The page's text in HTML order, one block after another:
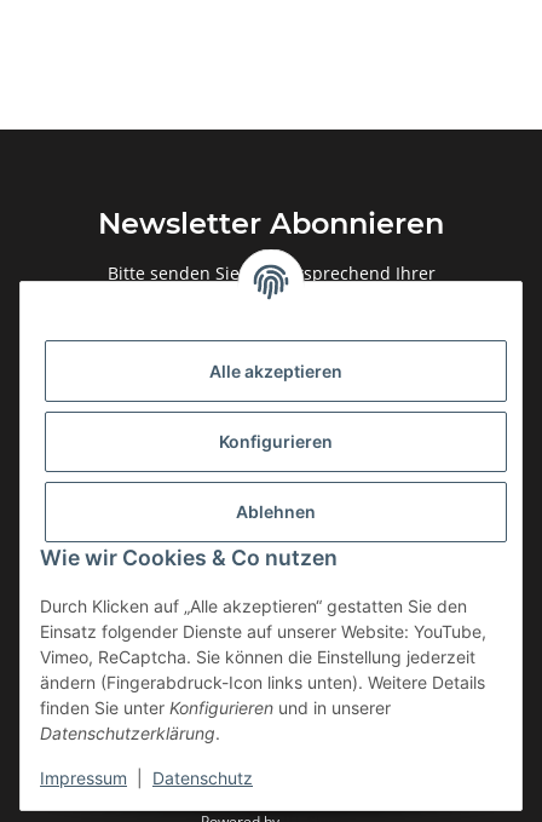
Alle akzeptieren
Konfigurieren
Ablehnen
Wie wir Cookies & Co nutzen
Durch Klicken auf „Alle akzeptieren“ gestatten Sie den
Einsatz folgender Dienste auf unserer Website: YouTube,
Vimeo, ReCaptcha. Sie können die Einstellung jederzeit
ändern (Fingerabdruck-Icon links unten). Weitere Details
finden Sie unter Konfigurieren und in unserer
Datenschutzerklärung.
Impressum Datenschutz
Newsletter Abonnieren
Bitte senden Sie mir entsprechend Ihrer
regelmäßig und jederzeit widerruflich
Newsletter Abonnieren
Gesetzliche Informationen
Informationen
Service
Vertrag widerrufen
* Alle Preise inkl. gesetzlicher USt., zzgl.